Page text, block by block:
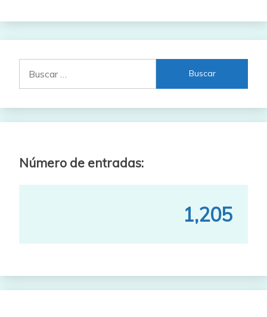
Número de entradas:
1,205